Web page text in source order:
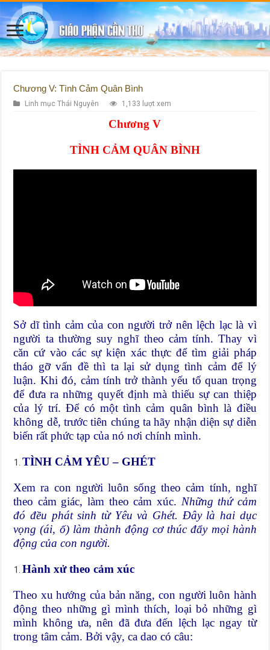
Chương V: Tình Cảm Quân Bình
Linh mục Thái Nguyên 1,133 lượt xem
Chương V
TÌNH CẢM QUÂN BÌNH
Sở dĩ tình cảm của con người trở nên lệch lạc là vì
người ta thường suy nghĩ theo cảm tính. Thay vì
căn cứ vào các sự kiện xác thực để tìm giải pháp
tháo gỡ vấn đề thì ta lại sử dụng tình cảm để lý
luận. Khi đó, cảm tính trở thành yếu tố quan trọng
để đưa ra những quyết định mà thiếu sự can thiệp
của lý trí. Để có một tình cảm quân bình là điều
không dễ, trước tiên chúng ta hãy nhận diện sự diễn
biến rất phức tạp của nó nơi chính mình.
TÌNH CẢM YÊU – GHÉT
Xem ra con người luôn sống theo cảm tính, nghĩ
theo cảm giác, làm theo cảm xúc. Những thứ cảm
đó đều phát sinh từ Yêu và Ghét. Đây là hai dục
vọng (ái, ố) làm thành động cơ thúc đẩy mọi hành
động của con người.
Hành xử theo cảm xúc
Theo xu hướng của bản năng, con người luôn hành
động theo những gì mình thích, loại bỏ những gì
mình không ưa, nên đã đưa đến lệch lạc ngay từ
trong tâm cảm. Bởi vậy, ca dao có câu: